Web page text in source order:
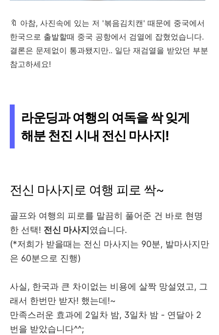
🔖 아참, 사진속에 있는 저 '볶음김치캔' 때문에 중국에서
한국으로 출발할때 중국 공항에서 검열에 잡혔었습니다.
결론은 문제없이 통과됐지만.. 일단 재검열을 받았던 부분
참고하세요!
라운딩과 여행의 여독을 싹 잊게
해분 천진 시내 전신 마사지!
전신 마사지로 여행 피로 싹~
골프와 여행의 피로를 말끔히 풀어준 건 바로 현명
한 선택! 전신 마사지 였습니다.
(*저희가 받을때는 전신 마사지는 90분, 발마사지만
은 60분으로 진행)
사실, 한국과 큰 차이없는 비용에 살짝 망설였고, 그
래서 한번만 받자! 했는데!~
만족스러운 효과에 2일차 밤, 3일차 밤 - 연달아 2
번을 받았습니다^^;